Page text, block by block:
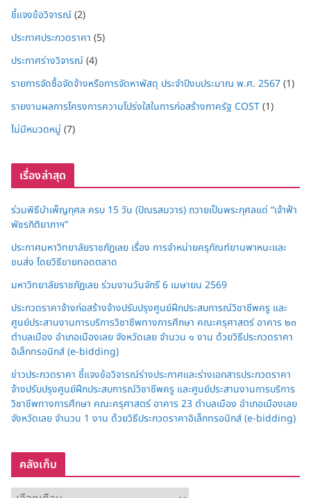
ชี้แจงข้อวิจารณ์(2)
ประกาศประกวดราคา (5)
ประกาศร่างวิจารณ์(4)
รายการจัดซื้อจัดจ้างหรือการจัดหาพัสดุ ประจำปีงบประมาณ พ.ศ. 2567(1)
รายงานผลการโครงการความโปร่งใสในการก่อสร้างภาครัฐ COST(1)
ไม่มีหมวดหมู่ (7)
เรื่องล่าสุด
ร่วมพิธีบำเพ็ญกุศล ครบ 15 วัน (ปัณรสมวาร) ถวายเป็นพระกุศลแด่ “เจ้าฟ้า
พัชรกิติยาภาฯ”
ประกาศมหาวิทยาลัยราชภัฏเลย เรื่อง การจำหน่ายครุภัณฑ์ยานพาหนะและ
ขนส่ง โดยวิธีขายทอดตลาด
มหาวิทยาลัยราชภัฏเลย ร่วมงานวันจักรี 6 เมษายน 2569
ประกวดราคาจ้างก่อสร้างจ้างปรับปรุงศูนย์ฝึกประสบการณ์วิชาชีพครู และ
ศูนย์ประสานงานการบริการวิชาชีพทางการศึกษา คณะครุศาสตร์ อาคาร ๒๓
ตำบลเมือง อำเภอเมืองเลย จังหวัดเลย จำนวน ๑ งาน ด้วยวิธีประกวดราคา
อิเล็กทรอนิกส์ (e-bidding)
ข่าวประกวดราคา ชี้แจงข้อวิจารณ์ร่างประกาศและร่างเอกสารประกวดราคา
จ้างปรับปรุงศูนย์ฝึกประสบการณ์วิชาชีพครู และศูนย์ประสานงานการบริการ
วิชาชีพทางการศึกษา คณะครุศาสตร์ อาคาร 23 ตำบลเมือง อำเภอเมืองเลย
จังหวัดเลย จำนวน 1 งาน ด้วยวิธีประกวดราคาอิเล็กทรอนิกส์ (e-bidding)
คลังเก็บ